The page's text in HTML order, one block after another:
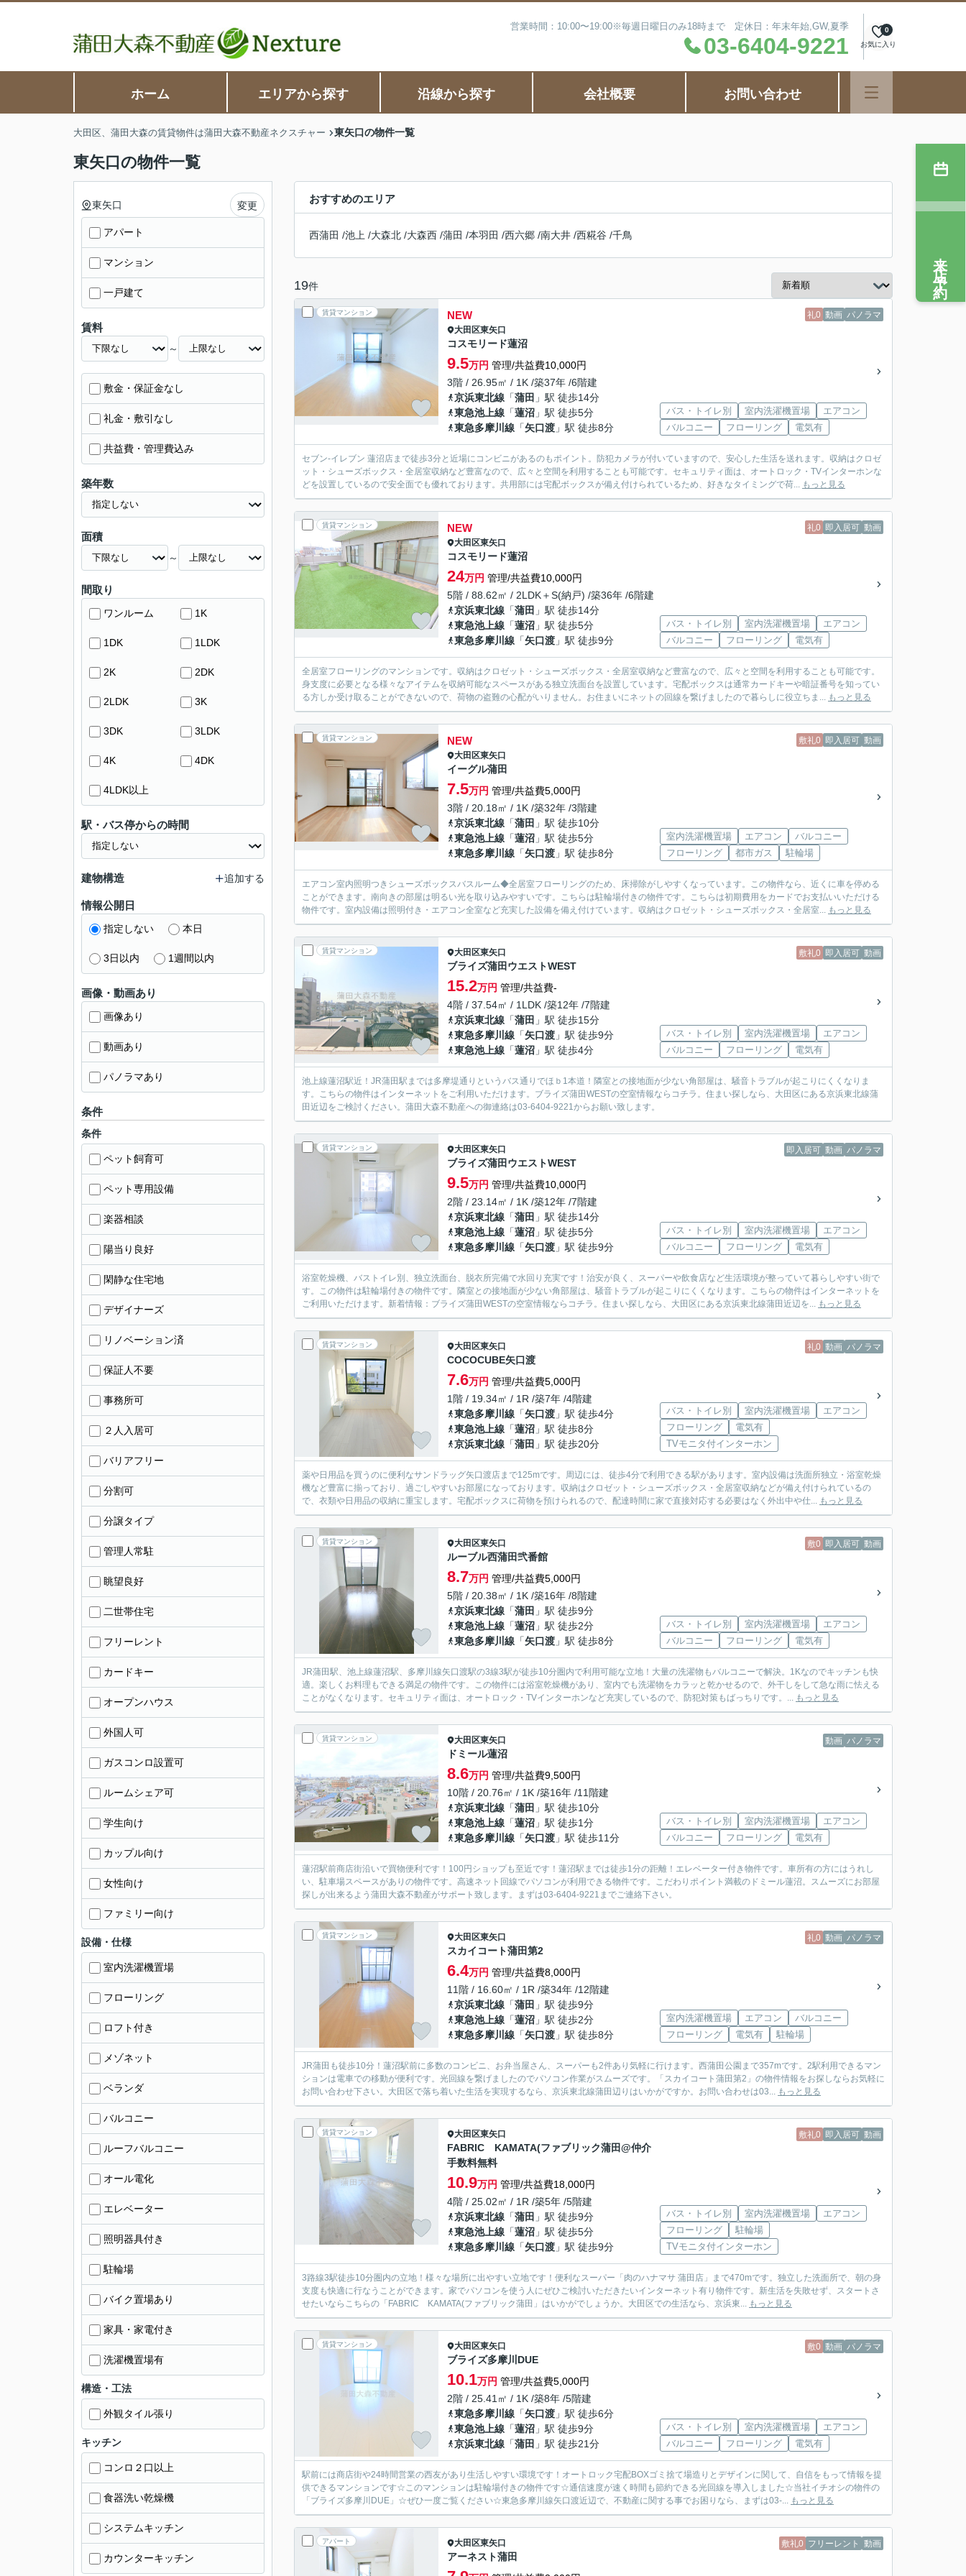
営業時間：10:00〜19:00※毎週日曜日のみ18時まで 定休日：年末年始,GW,夏季
03-6404-9221 お気に入り
0
ホーム エリアから探す 沿線から探す 会社概要 お問い合わせ
大田区、蒲田大森の賃貸物件は蒲田大森不動産ネクスチャー 東矢口の物件一覧
東矢口の物件一覧
おすすめのエリア
西蒲田 /池上 /大森北 /大森西 /蒲田 /本羽田 /西六郷 /南大井 /西糀谷 /千鳥
19件
賃貸マンション 礼0 動画 パノラマ
NEW
大田区東矢口
コスモリード蓮沼
9.5万円 管理/共益費10,000円
3階 / 26.95㎡ / 1K /築37年 /6階建
京浜東北線 「蒲田 」駅 徒歩14分
東急池上線 「蓮沼 」駅 徒歩5分
東急多摩川線 「矢口渡 」駅 徒歩8分
バス・トイレ別 室内洗濯機置場
エアコン
バルコニー
フローリング 電気有
セブン‐イレブン 蓮沼店まで徒歩3分と近場にコンビニがあるのもポイント。防犯カメラが付いていますので、安心した生活を送れます。収納はクロゼ
ット・シューズボックス・全居室収納など豊富なので、広々と空間を利用することも可能です。セキュリティ面は、オートロック・TVインターホンな
どを設置しているので安全面でも優れております。共用部には宅配ボックスが備え付けられているため、好きなタイミングで荷... もっと見る
賃貸マンション 礼0 即入居可 動画
NEW
大田区東矢口
コスモリード蓮沼
24万円 管理/共益費10,000円
5階 / 88.62㎡ / 2LDK＋S(納戸) /築36年 /6階建
京浜東北線 「蒲田 」駅 徒歩14分
東急池上線 「蓮沼 」駅 徒歩5分
東急多摩川線 「矢口渡 」駅 徒歩9分
バス・トイレ別 室内洗濯機置場
エアコン
バルコニー
フローリング 電気有
全居室フローリングのマンションです。収納はクロゼット・シューズボックス・全居室収納など豊富なので、広々と空間を利用することも可能です。
身支度に必要となる様々なアイテムを収納可能なスペースがある独立洗面台を設置しています。宅配ボックスは通常カードキーや暗証番号を知ってい
る方しか受け取ることができないので、荷物の盗難の心配がいりません。お住まいにネットの回線を繋げましたので暮らしに役立ちま... もっと見る
賃貸マンション 敷礼0 即入居可 動画
NEW
大田区東矢口
イーグル蒲田
7.5万円 管理/共益費5,000円
3階 / 20.18㎡ / 1K /築32年 /3階建
京浜東北線 「蒲田 」駅 徒歩10分
東急池上線 「蓮沼 」駅 徒歩5分
東急多摩川線 「矢口渡 」駅 徒歩8分
室内洗濯機置場 エアコン
バルコニー
フローリング
都市ガス 駐輪場
エアコン室内照明つきシューズボックスバスルーム◆全居室フローリングのため、床掃除がしやすくなっています。この物件なら、近くに車を停める
ことができます。南向きの部屋は明るい光を取り込みやすいです。こちらは駐輪場付きの物件です。こちらは初期費用をカードでお支払いいただける
物件です。室内設備は照明付き・エアコン全室など充実した設備を備え付けています。収納はクロゼット・シューズボックス・全居室... もっと見る
賃貸マンション 敷礼0 即入居可 動画
大田区東矢口
ブライズ蒲田ウエストWEST
15.2万円 管理/共益費-
4階 / 37.54㎡ / 1LDK /築12年 /7階建
京浜東北線 「蒲田 」駅 徒歩15分
東急多摩川線 「矢口渡 」駅 徒歩9分
東急池上線 「蓮沼 」駅 徒歩4分
バス・トイレ別 室内洗濯機置場
エアコン
バルコニー
フローリング 電気有
池上線蓮沼駅近！JR蒲田駅までは多摩堤通りというバス通りでほｂ1本道！隣室との接地面が少ない角部屋は、騒音トラブルが起こりにくくなりま
す。こちらの物件はインターネットをご利用いただけます。ブライズ蒲田WESTの空室情報ならコチラ。住まい探しなら、大田区にある京浜東北線蒲
田近辺をご検討ください。蒲田大森不動産への御連絡は03-6404-9221からお願い致します。
賃貸マンション 即入居可 動画 パノラマ
大田区東矢口
ブライズ蒲田ウエストWEST
9.5万円 管理/共益費10,000円
2階 / 23.14㎡ / 1K /築12年 /7階建
京浜東北線 「蒲田 」駅 徒歩14分
東急池上線 「蓮沼 」駅 徒歩5分
東急多摩川線 「矢口渡 」駅 徒歩9分
バス・トイレ別 室内洗濯機置場
エアコン
バルコニー
フローリング 電気有
浴室乾燥機、バストイレ別、独立洗面台、脱衣所完備で水回り充実です！治安が良く、スーパーや飲食店など生活環境が整っていて暮らしやすい街で
す。この物件は駐輪場付きの物件です。隣室との接地面が少ない角部屋は、騒音トラブルが起こりにくくなります。こちらの物件はインターネットを
ご利用いただけます。新着情報：ブライズ蒲田WESTの空室情報ならコチラ。住まい探しなら、大田区にある京浜東北線蒲田近辺を... もっと見る
賃貸マンション 礼0 動画 パノラマ
大田区東矢口
COCOCUBE矢口渡
7.6万円 管理/共益費5,000円
1階 / 19.34㎡ / 1R /築7年 /4階建
東急多摩川線 「矢口渡 」駅 徒歩4分
東急池上線 「蓮沼 」駅 徒歩8分
京浜東北線 「蒲田 」駅 徒歩20分
バス・トイレ別 室内洗濯機置場
エアコン
フローリング
電気有
TVモニタ付インターホン
薬や日用品を買うのに便利なサンドラッグ矢口渡店まで125mです。周辺には、徒歩4分で利用できる駅があります。室内設備は洗面所独立・浴室乾燥
機など豊富に揃っており、過ごしやすいお部屋になっております。収納はクロゼット・シューズボックス・全居室収納などが備え付けられているの
で、衣類や日用品の収納に重宝します。宅配ボックスに荷物を預けられるので、配達時間に家で直接対応する必要はなく外出中や仕... もっと見る
賃貸マンション 敷0 即入居可 動画
大田区東矢口
ルーブル西蒲田弐番館
8.7万円 管理/共益費5,000円
5階 / 20.38㎡ / 1K /築16年 /8階建
京浜東北線 「蒲田 」駅 徒歩9分
東急池上線 「蓮沼 」駅 徒歩2分
東急多摩川線 「矢口渡 」駅 徒歩8分
バス・トイレ別 室内洗濯機置場
エアコン
バルコニー
フローリング 電気有
JR蒲田駅、池上線蓮沼駅、多摩川線矢口渡駅の3線3駅が徒歩10分圏内で利用可能な立地！大量の洗濯物もバルコニーで解決。1Kなのでキッチンも快
適。楽しくお料理もできる満足の物件です。この物件には浴室乾燥機があり、室内でも洗濯物をカラッと乾かせるので、外干しをして急な雨に怯える
ことがなくなります。セキュリティ面は、オートロック・TVインターホンなど充実しているので、防犯対策もばっちりです。... もっと見る
賃貸マンション 動画 パノラマ
大田区東矢口
ドミール蓮沼
8.6万円 管理/共益費9,500円
10階 / 20.76㎡ / 1K /築16年 /11階建
京浜東北線 「蒲田 」駅 徒歩10分
東急池上線 「蓮沼 」駅 徒歩1分
東急多摩川線 「矢口渡 」駅 徒歩11分
バス・トイレ別 室内洗濯機置場
エアコン
バルコニー
フローリング 電気有
蓮沼駅前商店街沿いで買物便利です！100円ショップも至近です！蓮沼駅までは徒歩1分の距離！エレベーター付き物件です。車所有の方にはうれし
い、駐車場スペースがありの物件です。高速ネット回線でパソコンが利用できる物件です。こだわりポイント満載のドミール蓮沼。スムーズにお部屋
探しが出来るよう蒲田大森不動産がサポート致します。まずは03-6404-9221までご連絡下さい。
賃貸マンション 礼0 動画 パノラマ
大田区東矢口
スカイコート蒲田第2
6.4万円 管理/共益費8,000円
11階 / 16.60㎡ / 1R /築34年 /12階建
京浜東北線 「蒲田 」駅 徒歩9分
東急池上線 「蓮沼 」駅 徒歩2分
東急多摩川線 「矢口渡 」駅 徒歩8分
室内洗濯機置場 エアコン
バルコニー
フローリング
電気有 駐輪場
JR蒲田も徒歩10分！蓮沼駅前に多数のコンビニ、お弁当屋さん、スーパーも2件あり気軽に行けます。西蒲田公園まで357mです。2駅利用できるマン
ションは電車での移動が便利です。光回線を繋げましたのでパソコン作業がスムーズです。「スカイコート蒲田第2」の物件情報をお探しならお気軽に
お問い合わせ下さい。大田区で落ち着いた生活を実現するなら、京浜東北線蒲田辺りはいかがですか。お問い合わせは03... もっと見る
賃貸マンション 敷礼0 即入居可 動画
大田区東矢口
FABRIC KAMATA(ファブリック蒲田@仲介
手数料無料
10.9万円 管理/共益費18,000円
4階 / 25.02㎡ / 1R /築5年 /5階建
京浜東北線 「蒲田 」駅 徒歩9分
東急池上線 「蓮沼 」駅 徒歩5分
東急多摩川線 「矢口渡 」駅 徒歩9分
バス・トイレ別 室内洗濯機置場
エアコン
フローリング
駐輪場
TVモニタ付インターホン
3路線3駅徒歩10分圏内の立地！様々な場所に出やすい立地です！便利なスーパー「肉のハナマサ 蒲田店」まで470mです。独立した洗面所で、朝の身
支度も快適に行なうことができます。家でパソコンを使う人にぜひご検討いただきたいインターネット有り物件です。新生活を失敗せず、スタートさ
せたいならこちらの「FABRIC KAMATA(ファブリック蒲田」はいかがでしょうか。大田区での生活なら、京浜東... もっと見る
賃貸マンション 敷0 動画 パノラマ
大田区東矢口
ブライズ多摩川DUE
10.1万円 管理/共益費5,000円
2階 / 25.41㎡ / 1K /築8年 /5階建
東急多摩川線 「矢口渡 」駅 徒歩6分
東急池上線 「蓮沼 」駅 徒歩9分
京浜東北線 「蒲田 」駅 徒歩21分
バス・トイレ別 室内洗濯機置場
エアコン
バルコニー
フローリング 電気有
駅前には商店街や24時間営業の西友があり生活しやすい環境です！オートロック宅配BOXゴミ捨て場造りとデザインに関して、自信をもって情報を提
供できるマンションです☆このマンションは駐輪場付きの物件です☆通信速度が速く時間も節約できる光回線を導入しました☆当社イチオシの物件の
「ブライズ多摩川DUE」☆ぜひ一度ご覧ください☆東急多摩川線矢口渡近辺で、不動産に関する事でお困りなら、まずは03-... もっと見る
アパート 敷礼0 フリーレント 動画
大田区東矢口
アーネスト蒲田
東矢口 変更
アパート
マンション
一戸建て
賃料
～
敷金・保証金なし
礼金・敷引なし
共益費・管理費込み
築年数
面積
～
間取り
ワンルーム 1K
1DK 1LDK
2K 2DK
2LDK 3K
3DK 3LDK
4K 4DK
4LDK以上
駅・バス停からの時間
建物構造 追加する
情報公開日
指定しない 本日
3日以内 1週間以内
画像・動画あり
画像あり
動画あり
パノラマあり
条件
条件
ペット飼育可
ペット専用設備
楽器相談
陽当り良好
閑静な住宅地
デザイナーズ
リノベーション済
保証人不要
事務所可
２人入居可
バリアフリー
分割可
分譲タイプ
管理人常駐
眺望良好
二世帯住宅
フリーレント
カードキー
オープンハウス
外国人可
ガスコンロ設置可
ルームシェア可
学生向け
カップル向け
女性向け
ファミリー向け
設備・仕様
室内洗濯機置場
フローリング
ロフト付き
メゾネット
ベランダ
バルコニー
ルーフバルコニー
オール電化
エレベーター
照明器具付き
駐輪場
バイク置場あり
家具・家電付き
洗濯機置場有
構造・工法
外観タイル張り
キッチン
コンロ２口以上
食器洗い乾燥機
システムキッチン
カウンターキッチン
来店予約